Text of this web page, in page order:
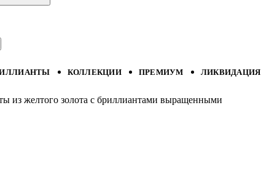
КОЛЛЕКЦИИ ПРЕМИУМ ЛИКВИДАЦИЯ
из желтого золота с бриллиантами выращенными